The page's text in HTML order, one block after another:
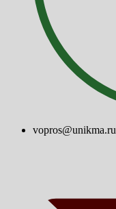
vopros@unikma.ru